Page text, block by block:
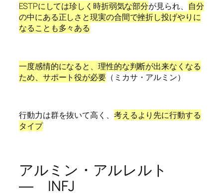
ESTPにしては珍しく時折弱気な部分が見られ、
自分
の中にある正しさと現実の合間で挫折し投げやりに
なることも多々ある
一度感情的になると、理性的な判断が出来なくなる
ため、サポート役が必要（ミカサ・アルミン）
行動力は群を抜いて高く、 考えるより先に行動する
タイプ
アルミン・アルレルト
― INFJ